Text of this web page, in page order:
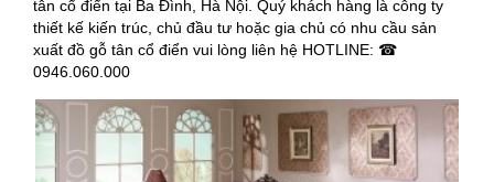
tân cổ điển tại Ba Đình, Hà Nội. Quý khách hàng là công ty
thiết kế kiến trúc, chủ đầu tư hoặc gia chủ có nhu cầu sản
xuất đồ gỗ tân cổ điển vui lòng liên hệ HOTLINE: ☎
0946.060.000